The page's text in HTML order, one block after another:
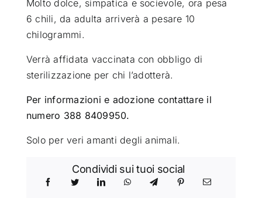
Molto dolce, simpatica e socievole, ora pesa
6 chili, da adulta arriverà a pesare 10
chilogrammi.
Verrà affidata vaccinata con obbligo di
sterilizzazione per chi l’adotterà.
Per informazioni e adozione contattare il
numero 388 8409950.
Solo per veri amanti degli animali.
Condividi sui tuoi social